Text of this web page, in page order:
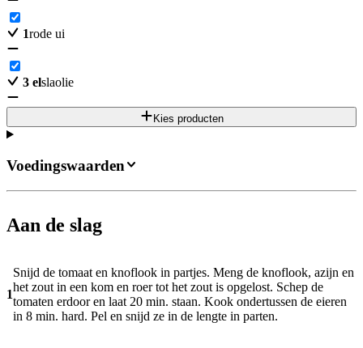
1rode ui
3 elslaolie
Kies producten
Aan de slag
1
Snijd de tomaat en knoflook in partjes. Meng de knoflook, azijn en
het zout in een kom en roer tot het zout is opgelost. Schep de
tomaten erdoor en laat 20 min. staan. Kook ondertussen de eieren
in 8 min. hard. Pel en snijd ze in de lengte in parten.
Voedingswaarden